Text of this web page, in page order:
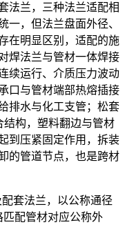
法兰，三种法兰适配相
一，但法兰盘面外径、
在明显区别，适配的施
焊法兰与管材一体焊接
续运行、介质压力波动
口与管材端部热熔插接
排水与化工支管；松套
构，塑料翻边与管材
到压紧固定作用，拆装
的管道节点，也是跨材
套法兰，以公称通径
配管材对应公称外